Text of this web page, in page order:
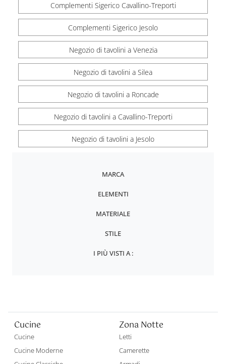
Complementi Sigerico Cavallino-Treporti
Complementi Sigerico Jesolo
Negozio di tavolini a Venezia
Negozio di tavolini a Silea
Negozio di tavolini a Roncade
Negozio di tavolini a Cavallino-Treporti
Negozio di tavolini a Jesolo
MARCA
ELEMENTI
MATERIALE
STILE
I PIÙ VISTI A :
Cucine
Cucine
Cucine Moderne
Zona Notte
Letti
Camerette